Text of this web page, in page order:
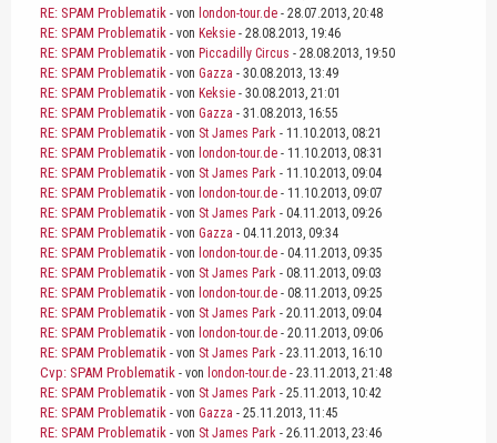
RE: SPAM Problematik - von london-tour.de - 28.07.2013, 20:48
RE: SPAM Problematik - von Keksie - 28.08.2013, 19:46
RE: SPAM Problematik - von Piccadilly Circus - 28.08.2013, 19:50
RE: SPAM Problematik - von Gazza - 30.08.2013, 13:49
RE: SPAM Problematik - von Keksie - 30.08.2013, 21:01
RE: SPAM Problematik - von Gazza - 31.08.2013, 16:55
RE: SPAM Problematik - von St James Park - 11.10.2013, 08:21
RE: SPAM Problematik - von london-tour.de - 11.10.2013, 08:31
RE: SPAM Problematik - von St James Park - 11.10.2013, 09:04
RE: SPAM Problematik - von london-tour.de - 11.10.2013, 09:07
RE: SPAM Problematik - von St James Park - 04.11.2013, 09:26
RE: SPAM Problematik - von Gazza - 04.11.2013, 09:34
RE: SPAM Problematik - von london-tour.de - 04.11.2013, 09:35
RE: SPAM Problematik - von St James Park - 08.11.2013, 09:03
RE: SPAM Problematik - von london-tour.de - 08.11.2013, 09:25
RE: SPAM Problematik - von St James Park - 20.11.2013, 09:04
RE: SPAM Problematik - von london-tour.de - 20.11.2013, 09:06
RE: SPAM Problematik - von St James Park - 23.11.2013, 16:10
Cvp: SPAM Problematik - von london-tour.de - 23.11.2013, 21:48
RE: SPAM Problematik - von St James Park - 25.11.2013, 10:42
RE: SPAM Problematik - von Gazza - 25.11.2013, 11:45
RE: SPAM Problematik - von St James Park - 26.11.2013, 23:46